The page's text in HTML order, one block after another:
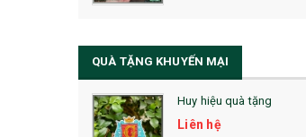
La Fonte
QUÀ TẶNG KHUYẾN MẠI
Huy hiệu quà tặng
Liên hệ